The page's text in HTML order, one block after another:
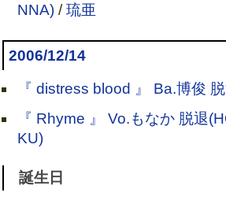
NNA)/琉亜
2006/12/14
『 distress blood 』 Ba.博俊
『 Rhyme 』 Vo.もなか 脱退
KU)
誕生日